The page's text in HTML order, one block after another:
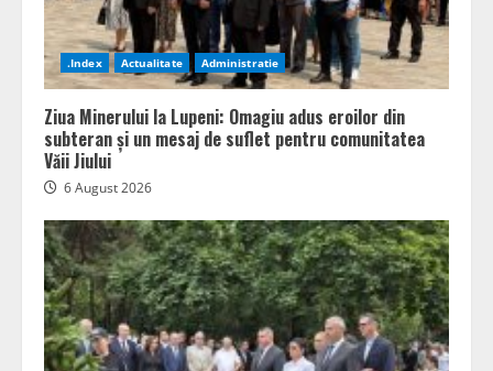
.Index Actualitate Administratie
Ziua Minerului la Lupeni: Omagiu adus eroilor din
subteran și un mesaj de suflet pentru comunitatea
Văii Jiului
6 August 2026